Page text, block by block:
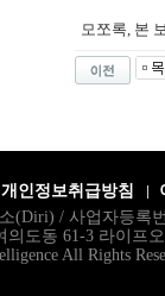
모쪼록, 본
개인정보취급방침
(Diri) / 사업자등록
도동 61-3 라이프
All Rights